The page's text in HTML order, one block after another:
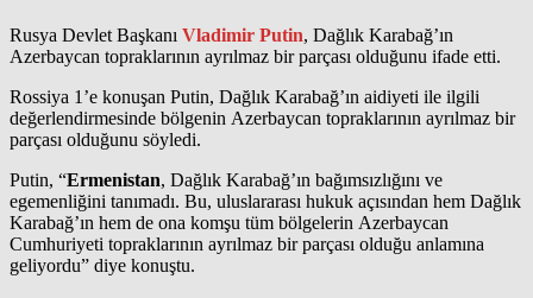
Rusya Devlet Başkanı Vladimir Putin, Dağlık Karabağ’ın
Azerbaycan topraklarının ayrılmaz bir parçası olduğunu ifade etti.
Rossiya 1’e konuşan Putin, Dağlık Karabağ’ın aidiyeti ile ilgili
değerlendirmesinde bölgenin Azerbaycan topraklarının ayrılmaz bir
parçası olduğunu söyledi.
Putin, “Ermenistan, Dağlık Karabağ’ın bağımsızlığını ve
egemenliğini tanımadı. Bu, uluslararası hukuk açısından hem Dağlık
Karabağ’ın hem de ona komşu tüm bölgelerin Azerbaycan
Cumhuriyeti topraklarının ayrılmaz bir parçası olduğu anlamına
geliyordu” diye konuştu.